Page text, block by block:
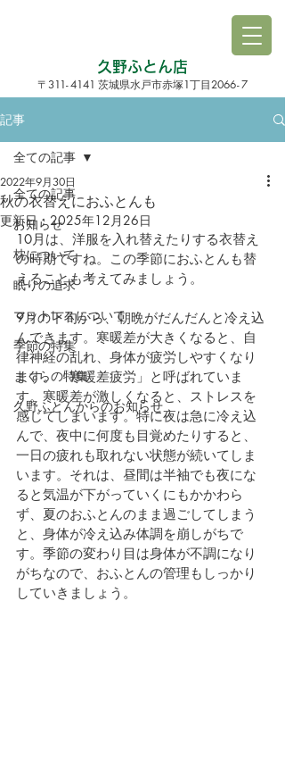
久野ふとん店
〒311-4141 茨城県水戸市赤塚1丁目2066-7
記事
全ての記事
お知らせ
枕について
眠りの追求
マットレスについて
季節の特集
まくらの特集
久野ふとんからのお知らせ
全ての記事
秋の衣替えにおふとんも
2022年9月30日
更新日：2025年12月26日
10月は、洋服を入れ替えたりする衣替え
の時期ですね。この季節におふとんも替
えることも考えてみましょう。
9月の下旬から、朝晩がだんだんと冷え込
んできます。寒暖差が大きくなると、自
律神経の乱れ、身体が疲労しやすくなり
ます。「寒暖差疲労」と呼ばれていま
す。寒暖差が激しくなると、ストレスを
感じてしまいます。特に夜は急に冷え込
んで、夜中に何度も目覚めたりすると、
一日の疲れも取れない状態が続いてしま
います。それは、昼間は半袖でも夜にな
ると気温が下がっていくにもかかわら
ず、夏のおふとんのまま過ごしてしまう
と、身体が冷え込み体調を崩しがちで
す。季節の変わり目は身体が不調になり
がちなので、おふとんの管理もしっかり
していきましょう。